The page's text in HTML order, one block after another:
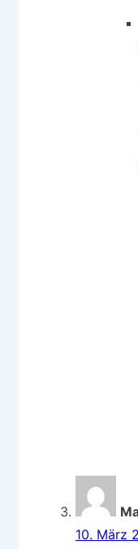
10. März